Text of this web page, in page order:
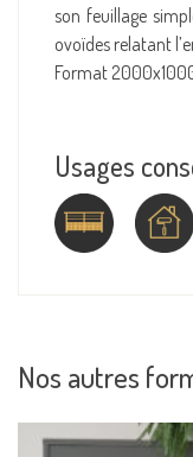
son feuillage
ovoïdes relatant
Format
Usages
Nos autres